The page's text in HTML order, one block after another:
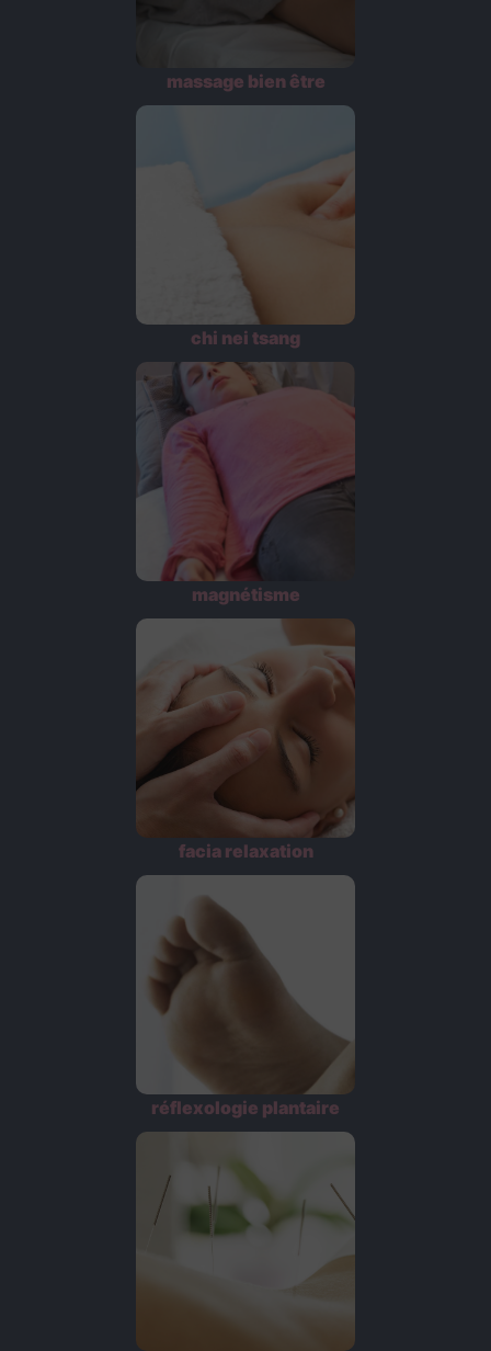
massage bien être
chi nei tsang
magnétisme
facia relaxation
réflexologie plantaire